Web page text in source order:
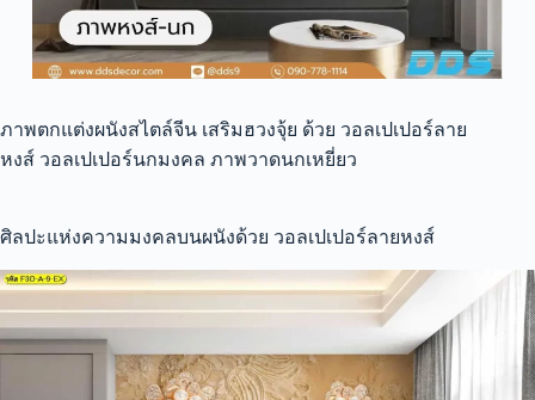
ภาพตกแต่งผนังสไตล์จีน เสริมฮวงจุ้ย ด้วย วอลเปเปอร์ลาย
หงส์ วอลเปเปอร์นกมงคล ภาพวาดนกเหยี่ยว
ศิลปะแห่งความมงคลบนผนังด้วย วอลเปเปอร์ลายหงส์